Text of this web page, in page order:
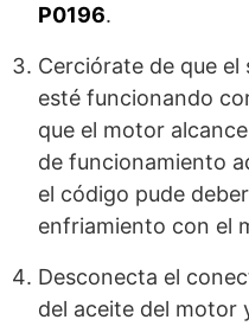
P0196.
Cerciórate de que
esté funcionando
que el motor
de funcionamiento
el código pude
enfriamiento con el
Desconecta el
del aceite del motor